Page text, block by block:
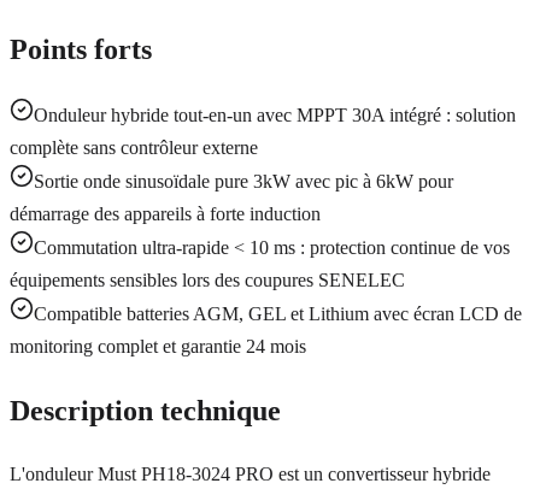
Points forts
Onduleur hybride tout-en-un avec MPPT 30A intégré : solution
complète sans contrôleur externe
Sortie onde sinusoïdale pure 3kW avec pic à 6kW pour
démarrage des appareils à forte induction
Commutation ultra-rapide < 10 ms : protection continue de vos
équipements sensibles lors des coupures SENELEC
Compatible batteries AGM, GEL et Lithium avec écran LCD de
monitoring complet et garantie 24 mois
Description technique
L'onduleur Must PH18-3024 PRO est un convertisseur hybride